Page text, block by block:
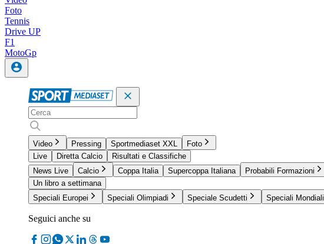
Foto
Tennis
Drive UP
F1
MotoGp
Video Pressing Sportmediaset XXL
Foto
Live
Diretta Calcio
Risultati e Classifiche
News Live
Calcio Coppa Italia Supercoppa Italiana Probabili Formazioni
Un libro a settimana
Speciali Europei
Speciali Olimpiadi Speciale Scudetti Speciali Mondiali
Seguici anche su